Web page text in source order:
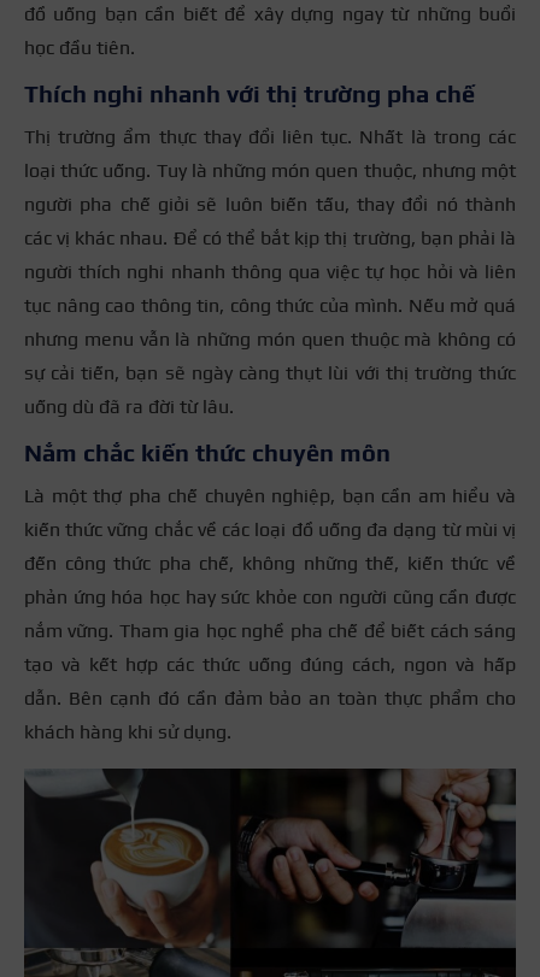
đồ uống bạn cần biết để xây dựng ngay từ những buổi
học đầu tiên.
Thích nghi nhanh với thị trường pha chế
Thị trường ẩm thực thay đổi liên tục. Nhất là trong các
loại thức uống. Tuy là những món quen thuộc, nhưng một
người pha chế giỏi sẽ luôn biến tấu, thay đổi nó thành
các vị khác nhau. Để có thể bắt kịp thị trường, bạn phải là
người thích nghi nhanh thông qua việc tự học hỏi và liên
tục nâng cao thông tin, công thức của mình. Nếu mở quá
nhưng menu vẫn là những món quen thuộc mà không có
sự cải tiến, bạn sẽ ngày càng thụt lùi với thị trường thức
uống dù đã ra đời từ lâu.
Nắm chắc kiến thức chuyên môn
Là một thợ pha chế chuyên nghiệp, bạn cần am hiểu và
kiến thức vững chắc về các loại đồ uống đa dạng từ mùi vị
đến công thức pha chế, không những thế, kiến thức về
phản ứng hóa học hay sức khỏe con người cũng cần được
nắm vững. Tham gia học nghề pha chế để biết cách sáng
tạo và kết hợp các thức uống đúng cách, ngon và hấp
dẫn. Bên cạnh đó cần đảm bảo an toàn thực phẩm cho
khách hàng khi sử dụng.